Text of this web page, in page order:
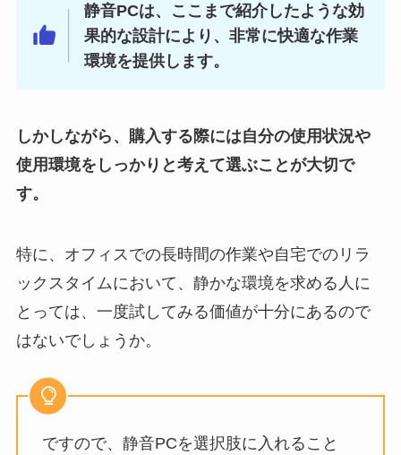
静音PCは、ここまで紹介したような効
果的な設計により、非常に快適な作業
環境を提供します。
しかしながら、購入する際には自分の使用状況や
使用環境をしっかりと考えて選ぶことが大切で
す。
特に、オフィスでの長時間の作業や自宅でのリラ
ックスタイムにおいて、静かな環境を求める人に
とっては、一度試してみる価値が十分にあるので
はないでしょうか。
ですので、静音PCを選択肢に入れること